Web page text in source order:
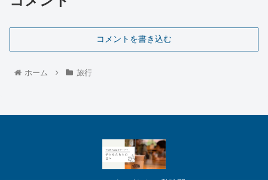
コメントを書き込む
ホーム 旅行